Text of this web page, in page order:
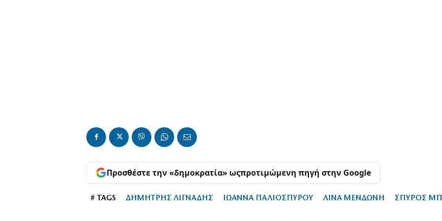
Προσθέστε την «δημοκρατία» ωςπροτιμώμενη πηγή στην Google
# TAGS ΔΗΜΗΤΡΗΣ ΛΙΓΝΑΔΗΣ ΙΩΑΝΝΑ ΠΑΛΙΟΣΠΥΡΟΥ ΛΙΝΑ ΜΕΝΔΩΝΗ ΣΠΥΡΟΣ